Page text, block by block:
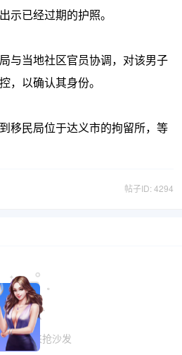
示已经过期的护照。
与当地社区官员协调，对该男子
，以确认其身份。
移民局位于达义市的拘留所，等
帖子ID: 4294

评论, 快来抢沙发